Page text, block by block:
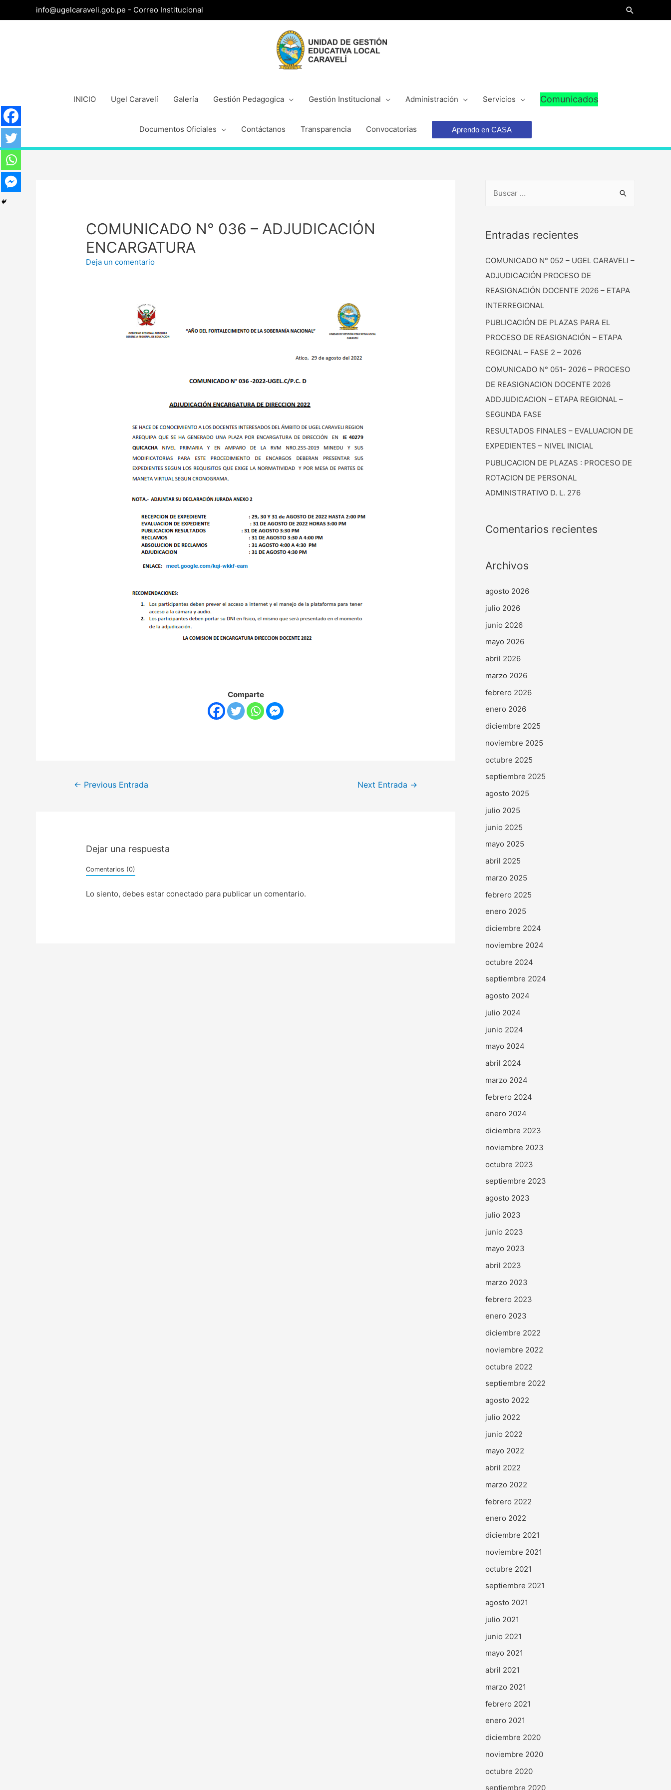
info@ugelcaraveli.gob.pe - Correo Institucional
INICIO Ugel Caravelí Galería Gestión Pedagogica Gestión Institucional Administración Servicios Comunicados
Documentos Oficiales Contáctanos Transparencia Convocatorias Aprendo en CASA
COMUNICADO N° 036 – ADJUDICACIÓN
ENCARGATURA
Deja un comentario
Comparte
← Previous Entrada Next Entrada →
Dejar una respuesta
Comentarios (0)
Lo siento, debes estarconectado para publicar un comentario.
Entradas recientes
COMUNICADO N° 052 – UGEL CARAVELI –
ADJUDICACIÓN PROCESO DE
REASIGNACIÓN DOCENTE 2026 – ETAPA
INTERREGIONAL
PUBLICACIÓN DE PLAZAS PARA EL
PROCESO DE REASIGNACIÓN – ETAPA
REGIONAL – FASE 2 – 2026
COMUNICADO N° 051- 2026 – PROCESO
DE REASIGNACION DOCENTE 2026
ADDJUDICACION – ETAPA REGIONAL –
SEGUNDA FASE
RESULTADOS FINALES – EVALUACION DE
EXPEDIENTES – NIVEL INICIAL
PUBLICACION DE PLAZAS : PROCESO DE
ROTACION DE PERSONAL
ADMINISTRATIVO D. L. 276
Comentarios recientes
Archivos
agosto 2026
julio 2026
junio 2026
mayo 2026
abril 2026
marzo 2026
febrero 2026
enero 2026
diciembre 2025
noviembre 2025
octubre 2025
septiembre 2025
agosto 2025
julio 2025
junio 2025
mayo 2025
abril 2025
marzo 2025
febrero 2025
enero 2025
diciembre 2024
noviembre 2024
octubre 2024
septiembre 2024
agosto 2024
julio 2024
junio 2024
mayo 2024
abril 2024
marzo 2024
febrero 2024
enero 2024
diciembre 2023
noviembre 2023
octubre 2023
septiembre 2023
agosto 2023
julio 2023
junio 2023
mayo 2023
abril 2023
marzo 2023
febrero 2023
enero 2023
diciembre 2022
noviembre 2022
octubre 2022
septiembre 2022
agosto 2022
julio 2022
junio 2022
mayo 2022
abril 2022
marzo 2022
febrero 2022
enero 2022
diciembre 2021
noviembre 2021
octubre 2021
septiembre 2021
agosto 2021
julio 2021
junio 2021
mayo 2021
abril 2021
marzo 2021
febrero 2021
enero 2021
diciembre 2020
noviembre 2020
octubre 2020
septiembre 2020